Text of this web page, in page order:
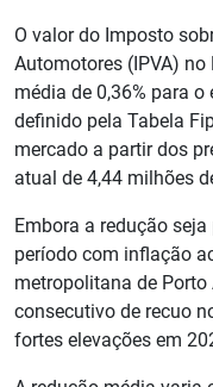
O valor do Imposto
Automotores (IPVA)
média de 0,36% para
definido pela Tabela
mercado a partir dos
atual de 4,44 milhões
Embora a redução
período com inflação
metropolitana de Porto
consecutivo de recuo
fortes elevações em